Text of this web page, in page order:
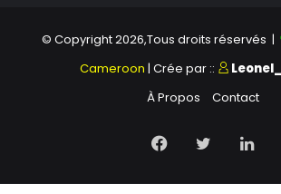
© Copyright 2026,Tous droits réservés |
Cameroon | Crée par ::
À Propos
Contact
Facebook
Twitter